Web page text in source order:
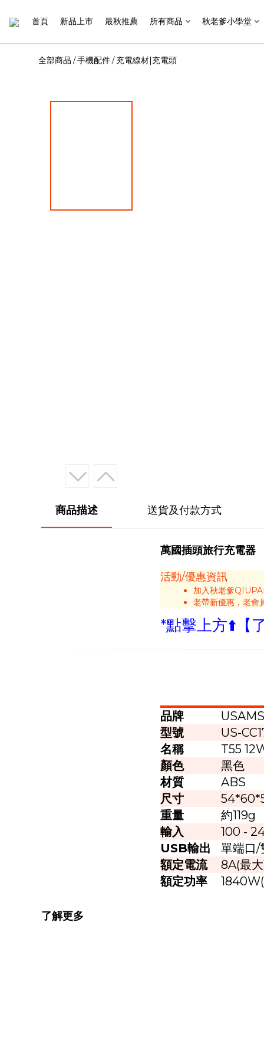
首頁 新品上市 最秋推薦 所有商品 秋老爹小學堂
全部商品 /手機配件/充電線材|充電頭
商品描述 送貨及付款方式
萬國插頭旅行充電器
活動/優惠資訊
加入秋老爹
老帶新優惠，老會
*點擊上方⬆️【
品牌
USAMS
型號
US-
名稱
T55
顏色
黑色
材質
ABS
尺寸
重量
約119g
輸入
100 -
USB輸出
單端口/
額定電流
8A(最
額定功率
了解更多